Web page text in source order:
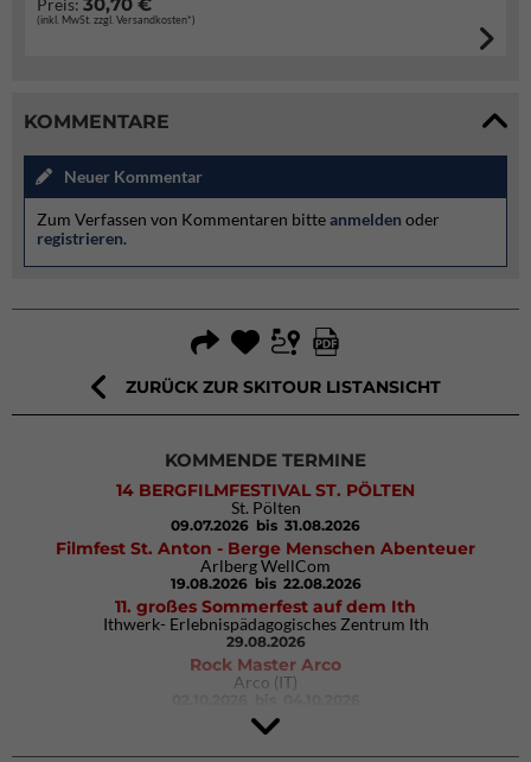
Preis:
(inkl. MwSt. zzgl. Versandkosten*)
KOMMENTARE
Neuer Kommentar
Zum Verfassen von Kommentaren bitteanmelden oder
registrieren.
ZURÜCK ZUR SKITOUR LISTANSICHT
KOMMENDE TERMINE
14 BERGFILMFESTIVAL ST. PÖLTEN
St. Pölten
09.07.2026 bis 31.08.2026
Filmfest St. Anton - Berge Menschen Abenteuer
Arlberg WellCom
19.08.2026 bis 22.08.2026
11. großes Sommerfest auf dem Ith
Ithwerk- Erlebnispädagogisches Zentrum Ith
29.08.2026
Rock Master Arco
Arco (IT)
9. Eiskletter Festival Osttirol
Eisparkt Osttirol
08.01.2027bis 10.01.2027